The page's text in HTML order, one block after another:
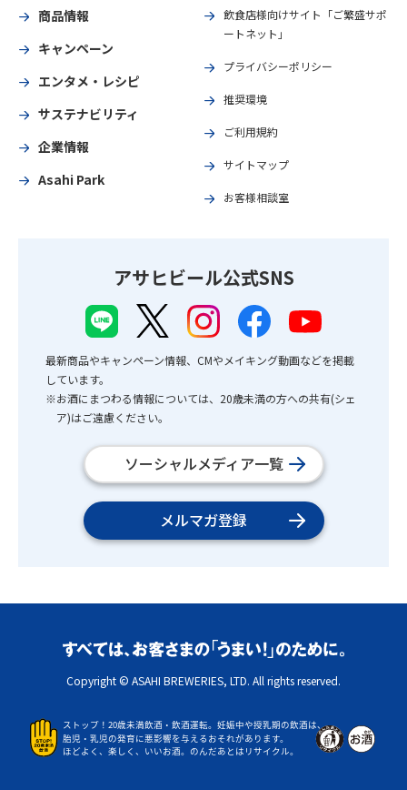
商品情報
キャンペーン
エンタメ・レシピ
サステナビリティ
企業情報
Asahi Park
飲食店様向けサイト「ご繁盛サポ
ートネット」
プライバシーポリシー
推奨環境
ご利用規約
サイトマップ
お客様相談室
アサヒビール公式SNS
最新商品やキャンペーン情報、CMやメイキング動画などを掲載
しています。
※お酒にまつわる情報については、20歳未満の方への共有(シェ
ア)はご遠慮ください。
ソーシャルメディア一覧
メルマガ登録
Copyright © ASAHI BREWERIES, LTD. All rights reserved.